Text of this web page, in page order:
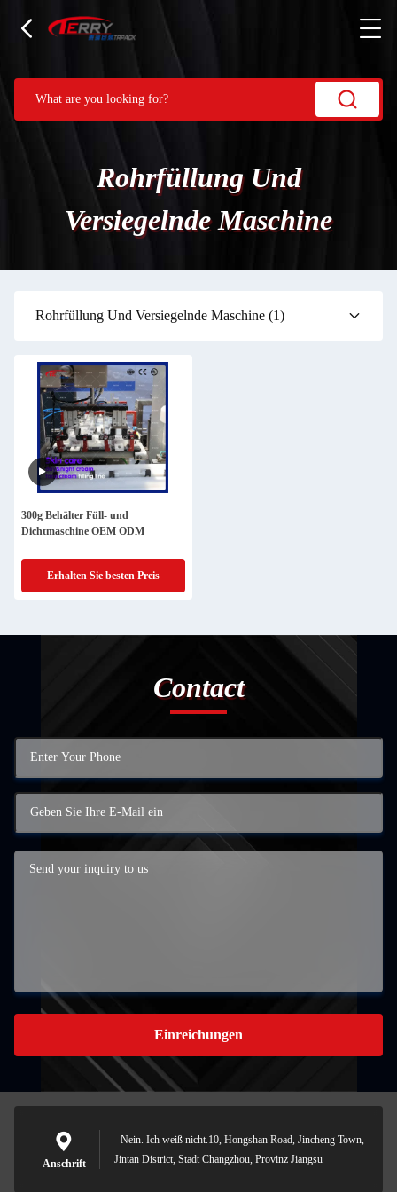
Rohrfüllung Und
Versiegelnde Maschine
Rohrfüllung Und Versiegelnde Maschine (1)
300g Behälter Füll- und
Dichtmaschine OEM ODM
Erhalten Sie besten Preis
Contact
Einreichungen
Anschrift
- Nein. Ich weiß nicht.10, Hongshan Road, Jincheng Town,
Jintan District, Stadt Changzhou, Provinz Jiangsu